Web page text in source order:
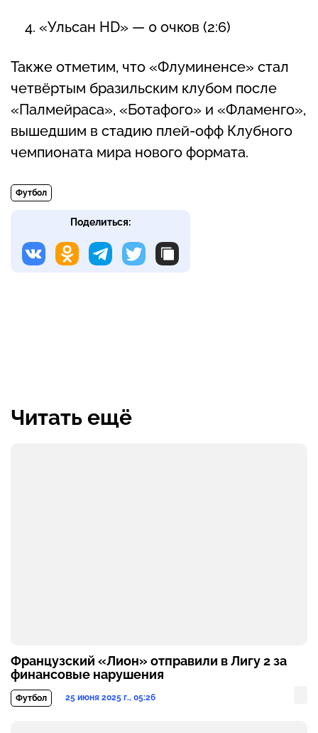
«Ульсан HD» — 0 очков (2:6)
Также отметим, что «Флуминенсе» стал
четвёртым бразильским клубом после
«Палмейраса», «Ботафого» и «Фламенго»,
вышедшим в стадию плей-офф Клубного
чемпионата мира нового формата.
Футбол
Поделиться:
Читать ещё
Французский «Лион» отправили в Лигу 2 за
финансовые нарушения
Футбол 25 июня 2025 г., 05:26